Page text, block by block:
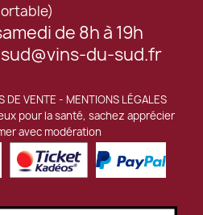
de 8h à 19h
du-sud.fr
DE VENTE - MENTIONS LÉGALES
pour la santé, sachez apprécier
avec modération